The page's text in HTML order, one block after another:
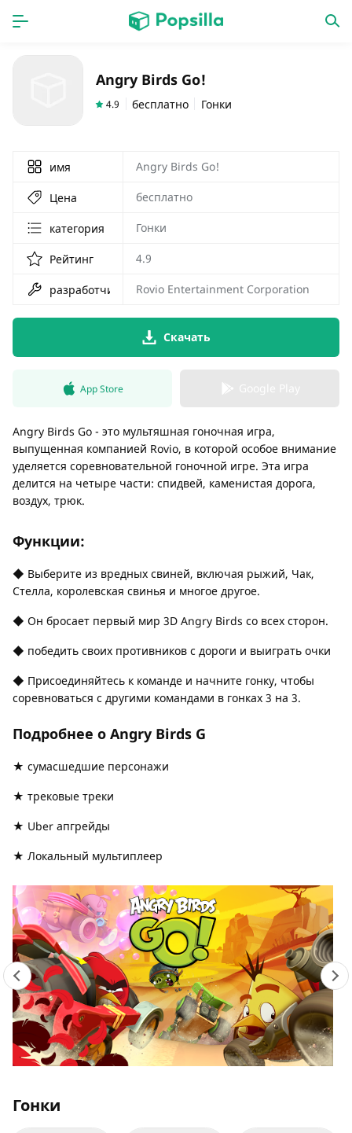
Angry Birds Go!
4.9 бесплатно Гонки
имя Angry Birds Go!
Цена бесплатно
категория Гонки
Рейтинг 4.9
разработчик Rovio Entertainment Corporation
Скачать
App Store
Angry Birds Go - это мультяшная гоночная игра,
выпущенная компанией Rovio, в которой особое внимание
уделяется соревновательной гоночной игре. Эта игра
делится на четыре части: спидвей, каменистая дорога,
воздух, трюк.
Функции:
◆ Выберите из вредных свиней, включая рыжий, Чак,
Стелла, королевская свинья и многое другое.
◆ Он бросает первый мир 3D Angry Birds со всех сторон.
◆ победить своих противников с дороги и выиграть очки
◆ Присоединяйтесь к команде и начните гонку, чтобы
соревноваться с другими командами в гонках 3 на 3.
Подробнее о Angry Birds G
★ сумасшедшие персонажи
★ трековые треки
★ Uber апгрейды
★ Локальный мультиплеер
Гонки